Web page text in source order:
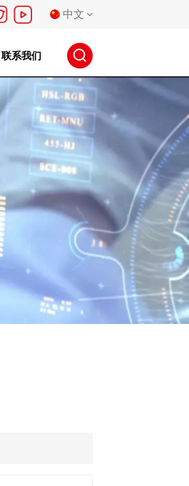
中文
English
français
русский
español
português
日本語
联系我们